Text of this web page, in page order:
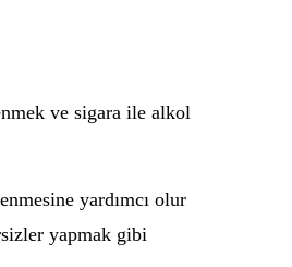
ve sigara ile alkol
yardımcı olur
yapmak gibi